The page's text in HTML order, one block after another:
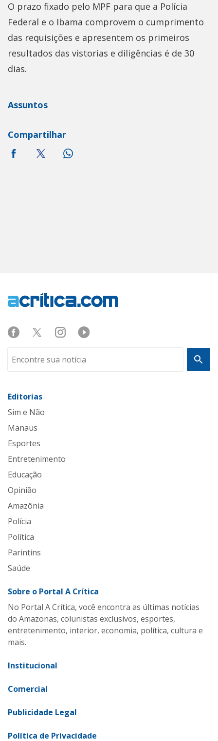
O prazo fixado pelo MPF para que a Polícia
Federal e o Ibama comprovem o cumprimento
das requisições e apresentem os primeiros
resultados das vistorias e diligências é de 30
dias.
Assuntos
Compartilhar
Editorias
Sim e Não
Manaus
Esportes
Entretenimento
Educação
Opinião
Amazônia
Polícia
Política
Parintins
Saúde
Sobre o Portal A Crítica
No Portal A Crítica, você encontra as últimas notícias
do Amazonas, colunistas exclusivos, esportes,
entretenimento, interior, economia, política, cultura e
mais.
Institucional
Comercial
Publicidade Legal
Política de Privacidade